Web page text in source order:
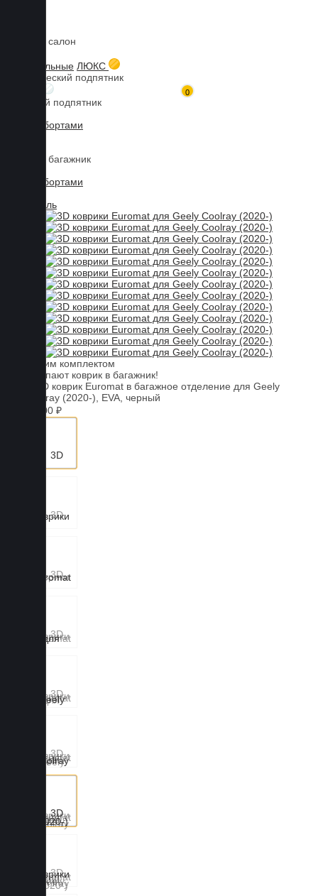
0
Коврики в салон
3D текстильные ЛЮКС
Металлический подпятник
Резиновый подпятник
3D Eva с бортами
Коврики в багажник
3D Eva с бортами
3D Текстиль
Главная Каталог товаров
3D коврики Euromat для Geely Coolray (2020-), Business, Черный
С этим комплектом
покупают коврик в багажник!
+4100 ₽